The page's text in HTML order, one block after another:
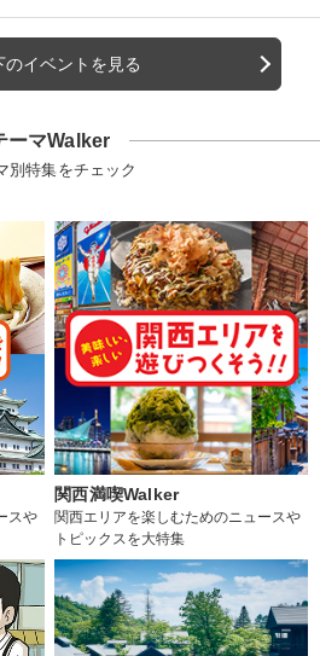
のイベントを見る
ーマWalker
別特集をチェック
スや
関西満喫Walker
関西エリアを楽しむためのニュースや
トピックスを大特集